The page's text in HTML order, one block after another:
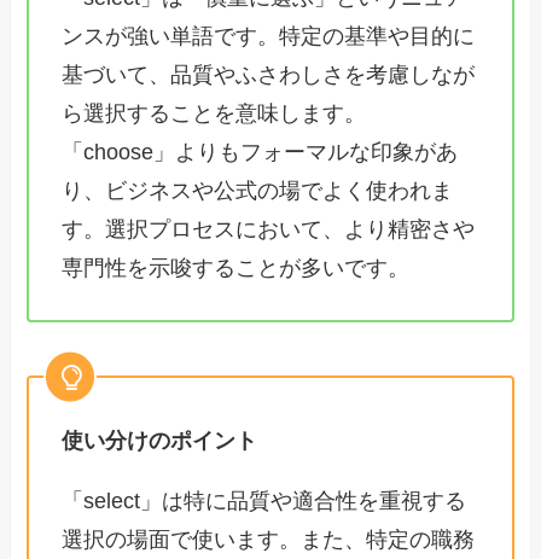
ンスが強い単語です。特定の基準や目的に
基づいて、品質やふさわしさを考慮しなが
ら選択することを意味します。
「choose」よりもフォーマルな印象があ
り、ビジネスや公式の場でよく使われま
す。選択プロセスにおいて、より精密さや
専門性を示唆することが多いです。
使い分けのポイント
「select」は特に品質や適合性を重視する
選択の場面で使います。また、特定の職務